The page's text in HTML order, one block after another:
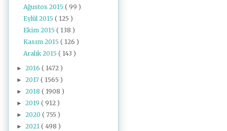
Ağustos 2015( 99 )
Eylül 2015( 125 )
Ekim 2015( 138 )
Kasım 2015( 126 )
Aralık 2015( 143 )
► 2016 ( 1472 )
► 2017 ( 1565 )
► 2018 ( 1908 )
► 2019 ( 912 )
► 2020 ( 755 )
► 2021 ( 498 )